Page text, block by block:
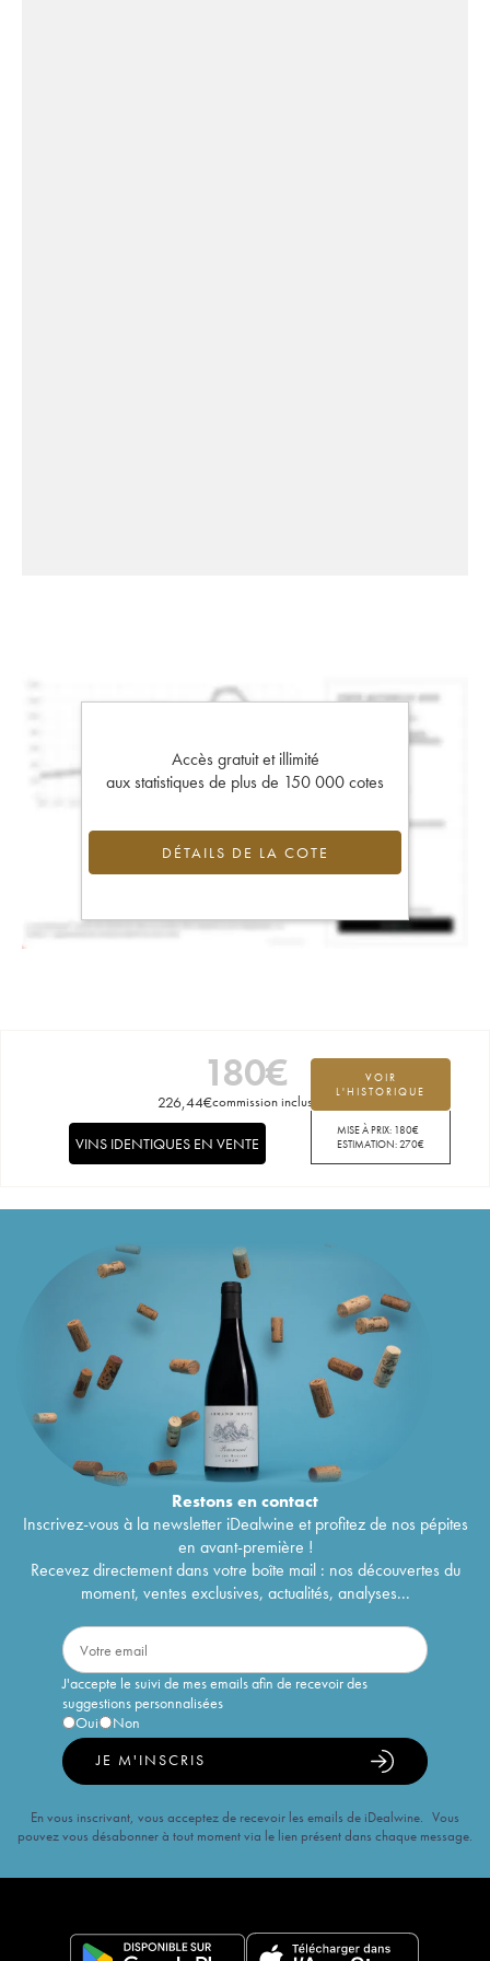
Accès gratuit et illimité
aux statistiques de plus de 150 000 cotes
DÉTAILS DE LA COTE
180€
226,44€commission incluse
VOIR
L'HISTORIQUE
MISE À PRIX: 180€
ESTIMATION:270€
VINS IDENTIQUES EN VENTE
Restons encontact
Inscrivez-vous à la newsletter iDealwine et profitez de nos pépites
en avant-première !
Recevez directement dans votre boîte mail : nos découvertes du
moment, ventes exclusives, actualités, analyses...
J'accepte le suivi de mes emails afin de recevoir des
suggestions personnalisées
Oui
Non
JE M'INSCRIS
En vous inscrivant, vous acceptez de recevoir les emails de iDealwine. Vous
pouvez vous désabonner à tout moment via le lien présent dans chaque message.